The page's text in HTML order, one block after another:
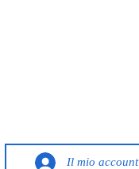
Il mio account